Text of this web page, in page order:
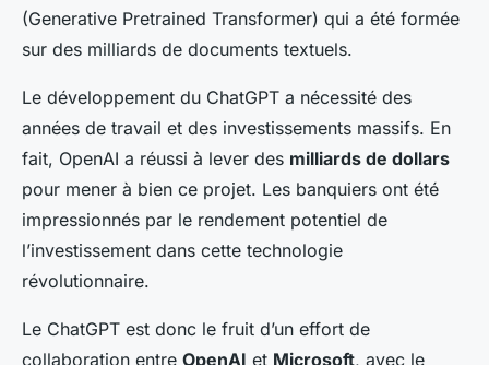
(Generative Pretrained Transformer) qui a été formée
sur des milliards de documents textuels.
Le développement du ChatGPT a nécessité des
années de travail et des investissements massifs. En
fait, OpenAI a réussi à lever des milliards de dollars
pour mener à bien ce projet. Les banquiers ont été
impressionnés par le rendement potentiel de
l’investissement dans cette technologie
révolutionnaire.
Le ChatGPT est donc le fruit d’un effort de
collaboration entre OpenAI et Microsoft, avec le